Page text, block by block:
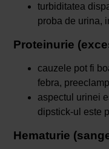
turbiditatea
proba de urina,
Proteinurie
cauzele pot fi
febra,
aspectul urinei
dipstick-ul este
Hematurie